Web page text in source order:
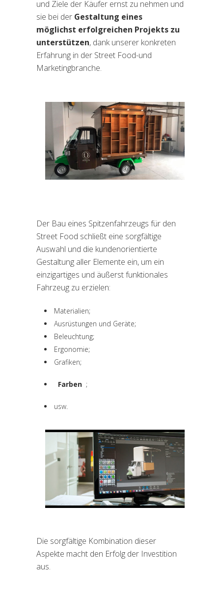
und Ziele der Käufer ernst zu nehmen und
sie bei der Gestaltung eines
möglichst erfolgreichen Projekts zu
unterstützen, dank unserer konkreten
Erfahrung in der Street Food-und
Marketingbranche.
Der Bau eines Spitzenfahrzeugs für den
Street Food schließt eine sorgfältige
Auswahl und die kundenorientierte
Gestaltung aller Elemente ein, um ein
einzigartiges und äußerst funktionales
Fahrzeug zu erzielen:
Materialien;
Ausrüstungen und Geräte;
Beleuchtung;
Ergonomie;
Grafiken;
Farben ;
usw.
Die sorgfältige Kombination dieser
Aspekte macht den Erfolg der Investition
aus.